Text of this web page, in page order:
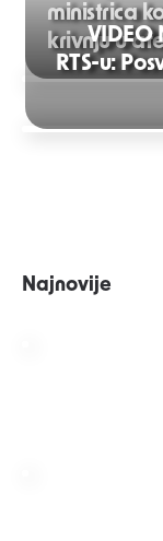
Post
ministrica
krivnju u
VIDEO
RTS-u:
Najnovije